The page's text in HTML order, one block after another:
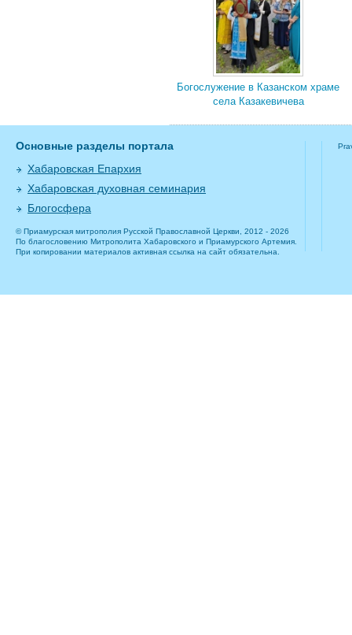
Богослужение в Казанском храме
села Казакевичева
Основные разделы портала
Хабаровская Епархия
Хабаровская духовная семинария
Блогосфера
© Приамурская митрополия Русской Православной Церкви, 2012 - 2026
По благословению Митрополита Хабаровского и Приамурского Артемия.
При копировании материалов активная ссылка на сайт обязательна.